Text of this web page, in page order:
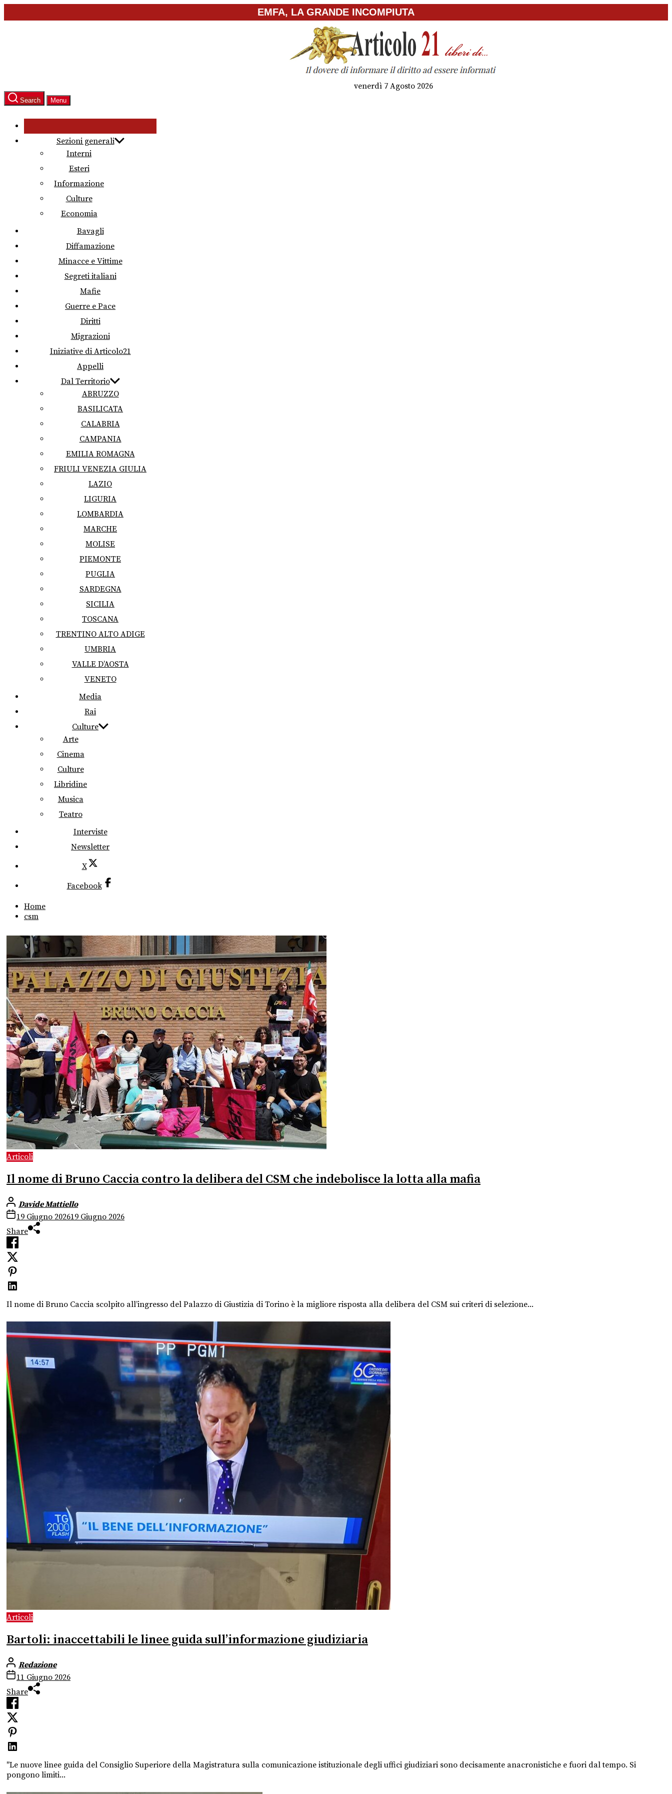
to
EMFA, LA GRANDE INCOMPIUTA
venerdì 7 Agosto 2026
Search Menu
Sezioni generali
Interni
Esteri
Informazione
Culture
Economia
Bavagli
Diffamazione
Minacce e Vittime
Segreti italiani
Mafie
Guerre e Pace
Diritti
Migrazioni
Iniziative di Articolo21
Appelli
Dal Territorio
ABRUZZO
BASILICATA
CALABRIA
CAMPANIA
EMILIA ROMAGNA
FRIULI VENEZIA GIULIA
LAZIO
LIGURIA
LOMBARDIA
MARCHE
MOLISE
PIEMONTE
PUGLIA
SARDEGNA
SICILIA
TOSCANA
TRENTINO ALTO ADIGE
UMBRIA
VALLE D’AOSTA
VENETO
Media
Rai
Culture
Arte
Cinema
Culture
Libridine
Musica
Teatro
Interviste
Newsletter
X
Facebook
Home
csm
Articoli
Il nome di Bruno Caccia contro la delibera del CSM che indebolisce la lotta alla mafia
Davide Mattiello
19 Giugno 202619 Giugno 2026
Share
Il nome di Bruno Caccia scolpito all’ingresso del Palazzo di Giustizia di Torino è la migliore risposta alla delibera del CSM sui criteri di selezione...
Articoli
Bartoli: inaccettabili le linee guida sull’informazione giudiziaria
Redazione
11 Giugno 2026
Share
"Le nuove linee guida del Consiglio Superiore della Magistratura sulla comunicazione istituzionale degli uffici giudiziari sono decisamente anacronistiche e fuori dal tempo. Si
pongono limiti...